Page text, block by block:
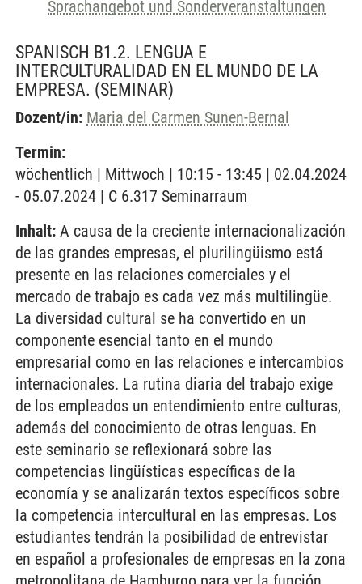
Sprachangebot und Sonderveranstaltungen
SPANISCH B1.2. LENGUA E
INTERCULTURALIDAD EN EL MUNDO DE LA
EMPRESA. (SEMINAR)
Dozent/in: Maria del Carmen Sunen-Bernal
Termin:
wöchentlich | Mittwoch | 10:15 - 13:45 | 02.04.2024
- 05.07.2024 | C 6.317 Seminarraum
Inhalt: A causa de la creciente internacionalización
de las grandes empresas, el plurilingüismo está
presente en las relaciones comerciales y el
mercado de trabajo es cada vez más multilingüe.
La diversidad cultural se ha convertido en un
componente esencial tanto en el mundo
empresarial como en las relaciones e intercambios
internacionales. La rutina diaria del trabajo exige
de los empleados un entendimiento entre culturas,
además del conocimiento de otras lenguas. En
este seminario se reflexionará sobre las
competencias lingüísticas específicas de la
economía y se analizarán textos específicos sobre
la competencia intercultural en las empresas. Los
estudiantes tendrán la posibilidad de entrevistar
en español a profesionales de empresas en la zona